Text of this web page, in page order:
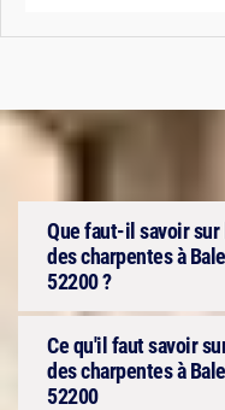
Que faut-il savoir
des charpentes à
52200 ?
Ce qu'il faut savoir
des charpentes à
52200